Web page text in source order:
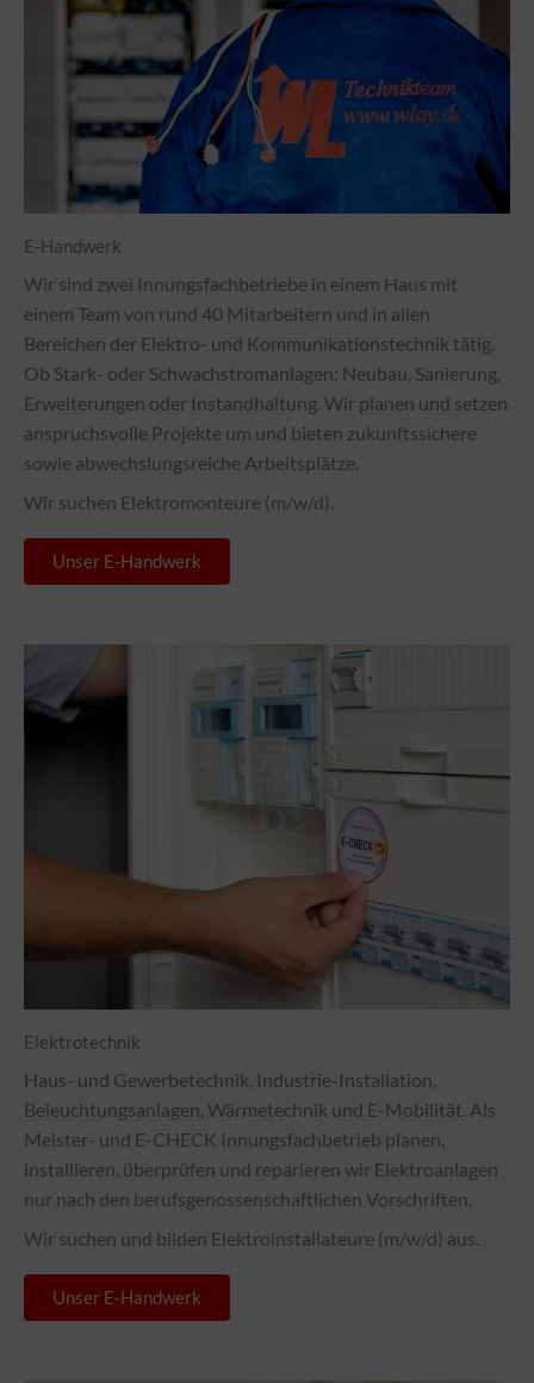
E-Handwerk
Wir sind zwei Innungsfachbetriebe in einem Haus mit
einem Team von rund 40 Mitarbeitern und in allen
Bereichen der Elektro- und Kommunikationstechnik tätig.
Ob Stark- oder Schwachstromanlagen: Neubau, Sanierung,
Erweiterungen oder Instandhaltung. Wir planen und setzen
anspruchsvolle Projekte um und bieten zukunftssichere
sowie abwechslungsreiche Arbeitsplätze.
Wir suchen Elektromonteure (m/w/d).
Unser E-Handwerk
Elektrotechnik
Haus- und Gewerbetechnik, Industrie-Installation,
Beleuchtungsanlagen, Wärmetechnik und E-Mobilität. Als
Meister- und E-CHECK Innungsfachbetrieb planen,
installieren, überprüfen und reparieren wir Elektroanlagen
nur nach den berufsgenossenschaftlichen Vorschriften.
Wir suchen und bilden Elektroinstallateure (m/w/d) aus.
Unser E-Handwerk